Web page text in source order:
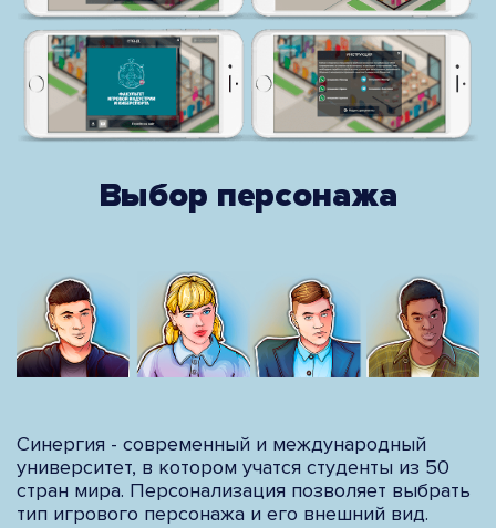
Выбор персонажа
Синергия - современный и международный
университет, в котором учатся студенты из 50
стран мира. Персонализация позволяет выбрать
тип игрового персонажа и его внешний вид.